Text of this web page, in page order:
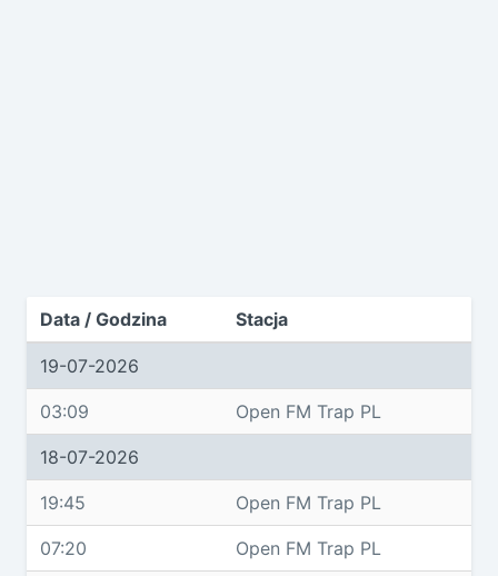
Data / Godzina Stacja
19-07-2026
03:09 Open FM Trap PL
18-07-2026
19:45 Open FM Trap PL
07:20 Open FM Trap PL